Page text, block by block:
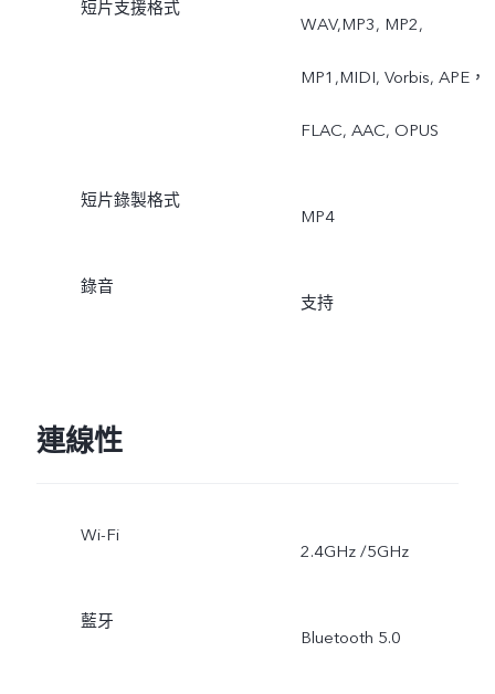
短片支援格式
WAV,MP3, MP2,
MP1,MIDI, Vorbis, APE，
FLAC, AAC, OPUS
短片錄製格式
MP4
錄音
支持
連線性
Wi-Fi
2.4GHz /5GHz
藍牙
Bluetooth 5.0